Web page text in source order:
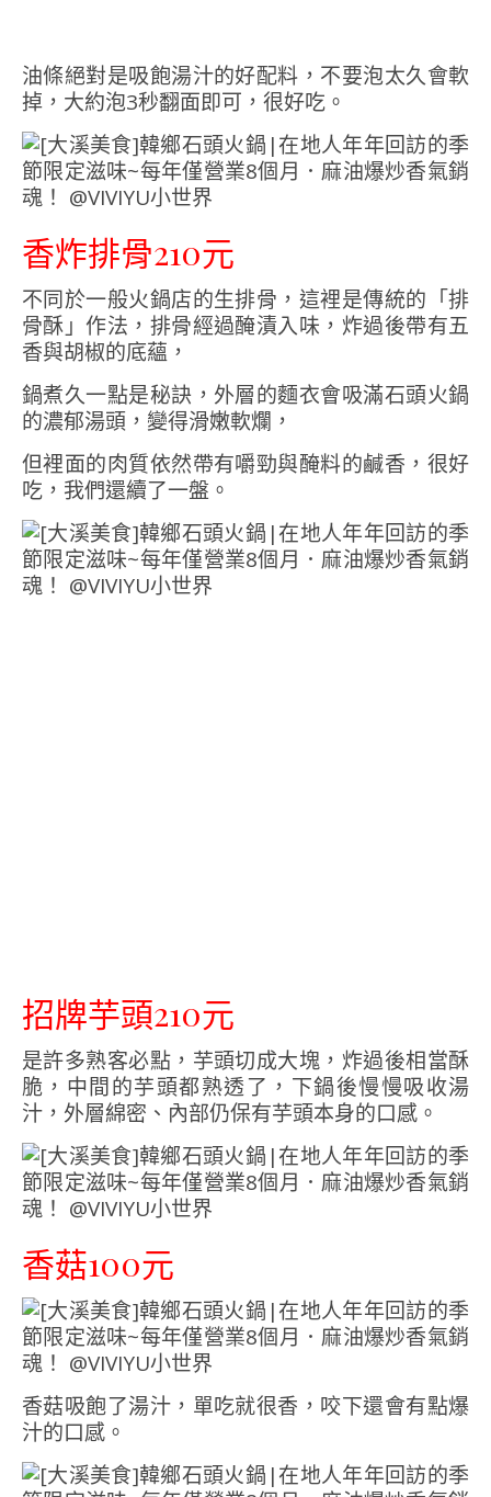
油條絕對是吸飽湯汁的好配料，不要泡太久會軟
掉，大約泡3秒翻面即可，很好吃。
香炸排骨210元
不同於一般火鍋店的生排骨，這裡是傳統的「排
骨酥」作法，排骨經過醃漬入味，炸過後帶有五
香與胡椒的底蘊，
鍋煮久一點是秘訣，外層的麵衣會吸滿石頭火鍋
的濃郁湯頭，變得滑嫩軟爛，
但裡面的肉質依然帶有嚼勁與醃料的鹹香，很好
吃，我們還續了一盤。
招牌芋頭210元
是許多熟客必點，芋頭切成大塊，炸過後相當酥
脆，中間的芋頭都熟透了，下鍋後慢慢吸收湯
汁，外層綿密、內部仍保有芋頭本身的口感。
香菇100元
香菇吸飽了湯汁，單吃就很香，咬下還會有點爆
汁的口感。